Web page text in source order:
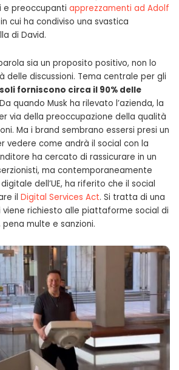
e preoccupanti apprezzamenti ad Adolf
cui ha condiviso una svastica
di David.
sia un proposito positivo, non lo
delle discussioni. Tema centrale per gli
forniscono circa il 90% delle
quando Musk ha rilevato l’azienda, la
via della preoccupazione della qualità
Ma i brand sembrano essersi presi un
vedere come andrà il social con la
ha cercato di rassicurare in un
ma contemporaneamente
dell’UE, ha riferito che il social
il Digital Services Act. Si tratta di una
richiesto alle piattaforme social di
multe e sanzioni.